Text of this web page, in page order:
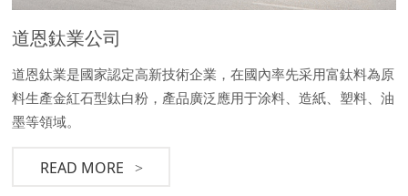
道恩鈦業公司
道恩鈦業是國家認定高新技術企業，在國內率先采用富鈦料為原
料生產金紅石型鈦白粉，產品廣泛應用于涂料、造紙、塑料、油
墨等領域。
READ MORE >